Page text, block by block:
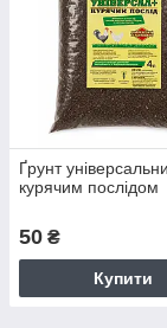
Ґрунт
курячим послідом
50 ₴
Купити